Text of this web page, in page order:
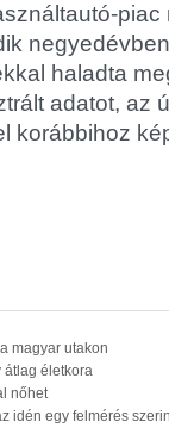
haladta
adatot, az
korábbihoz
magyar utakon
átlag életkora
nőhet
idén egy felmérés